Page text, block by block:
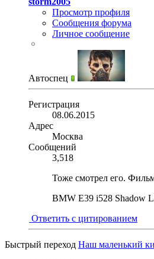
Просмотр профиля
Сообщения форума
Личное сообщение
Автоспец
Регистрация
08.06.2015
Адрес
Москва
Сообщений
3,518
Тоже смотрел его.
BMW E39 i528 Shadow
Ответить с цитированием
Быстрый переход Наш маленький